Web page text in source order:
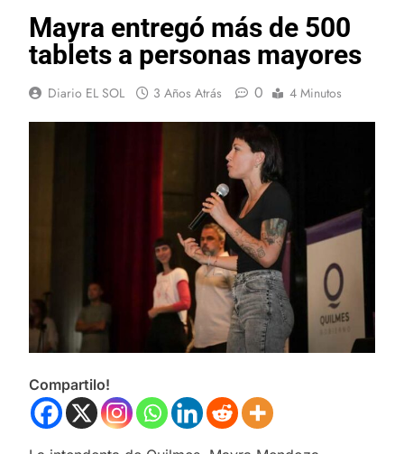
Mayra entregó más de 500
tablets a personas mayores
Diario EL SOL 3 Años Atrás 0 4 Minutos
Compartilo!